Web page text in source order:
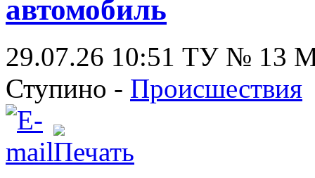
автомобиль
29.07.26 10:51 ТУ № 13
Ступино - Происшествия